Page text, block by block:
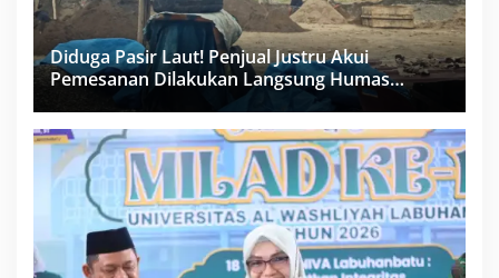
Diduga Pasir Laut! Penjual Justru Akui
Pemesanan Dilakukan Langsung Humas